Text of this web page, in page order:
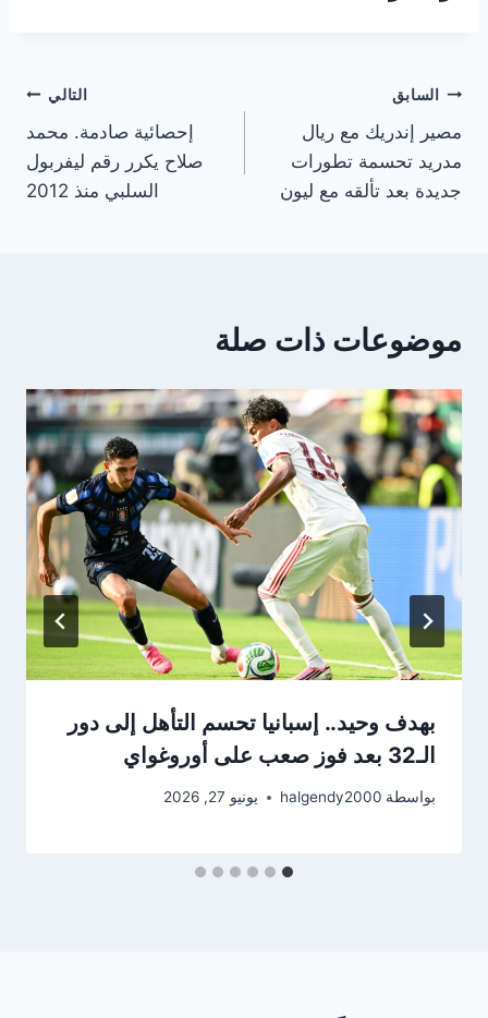
تصفّح
المقالات
السابق
مصير إندريك مع ريال
مدريد تحسمة تطورات
جديدة بعد تألقه مع ليون
التالي
إحصائية صادمة. محمد
صلاح يكرر رقم ليفربول
السلبي منذ 2012
موضوعات ذات صلة
بهدف وحيد.. إسبانيا تحسم التأهل إلى دور
الـ32 بعد فوز صعب على أوروغواي
بواسطة halgendy2000 يونيو 27, 2026